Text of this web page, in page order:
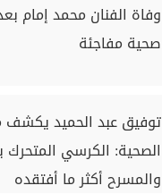
وفاة الفنان محمد إمام
صحية مفاجئة
توفيق عبد الحميد يكشف
الصحية: الكرسي
والمسرح أكثر ما أفتقده